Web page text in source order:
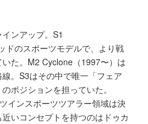
ンアップ。S1
ドのスポーツモデルで、より戦
た。M2 Cyclone（1997〜）は
。S3はその中で唯一「フェア
ポジションを担っていた。
インスポーツツアラー領域は決
いコンセプトを持つのはドゥカ